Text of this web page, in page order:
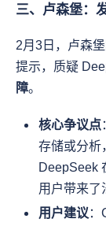
三、卢森堡：
2月3日，卢森
提示，质疑
障。
核心争议点
存储或分析
DeepSeek
用户带来了
用户建议 ：